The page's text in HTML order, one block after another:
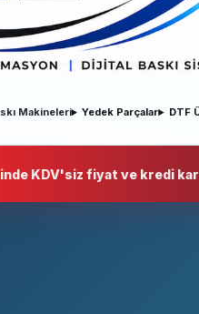
Makineleri Yedek Parçalar DTF
KDV'siz fiyat ve kredi